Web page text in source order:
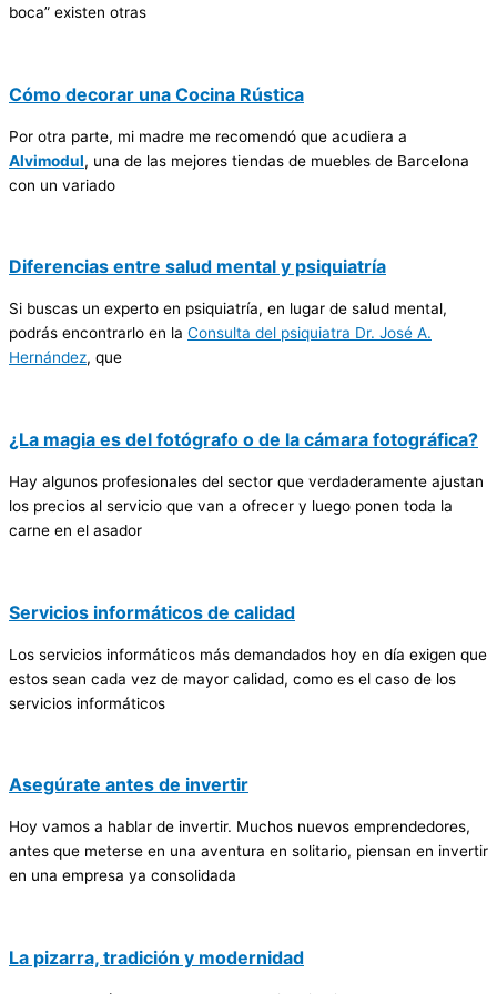
boca” existen otras
Cómo decorar una Cocina Rústica
Por otra parte, mi madre me recomendó que acudiera a
Alvimodul, una de las mejores tiendas de muebles de Barcelona
con un variado
Diferencias entre salud mental y psiquiatría
Si buscas un experto en psiquiatría, en lugar de salud mental,
podrás encontrarlo en la Consulta del psiquiatra Dr. José A.
Hernández, que
¿La magia es del fotógrafo o de la cámara fotográfica?
Hay algunos profesionales del sector que verdaderamente ajustan
los precios al servicio que van a ofrecer y luego ponen toda la
carne en el asador
Servicios informáticos de calidad
Los servicios informáticos más demandados hoy en día exigen que
estos sean cada vez de mayor calidad, como es el caso de los
servicios informáticos
Asegúrate antes de invertir
Hoy vamos a hablar de invertir. Muchos nuevos emprendedores,
antes que meterse en una aventura en solitario, piensan en invertir
en una empresa ya consolidada
La pizarra, tradición y modernidad